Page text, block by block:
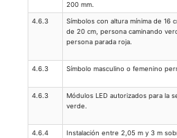
200 mm.
4.6.3
Símbolos con altura mínima de 16
de 20 cm, persona caminando
persona parada roja.
4.6.3 Símbolo masculino o femenino
4.6.3
Módulos LED autorizados para la
verde.
4.6.4
Instalación entre 2,05 m y 3 m